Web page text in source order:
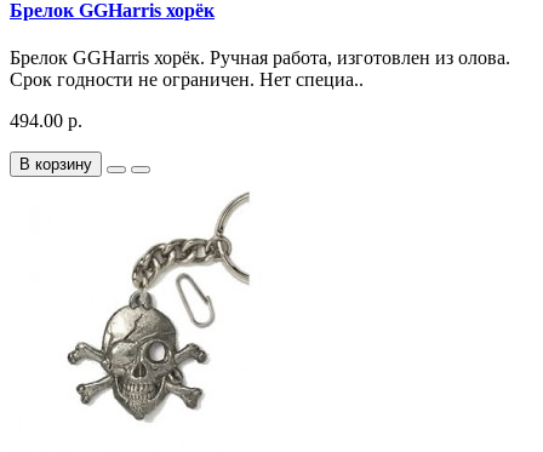
Брелок GGHarris хорёк
Брелок GGHarris хорёк. Ручная работа, изготовлен из олова.
Срок годности не ограничен. Нет специа..
494.00 р.
В корзину